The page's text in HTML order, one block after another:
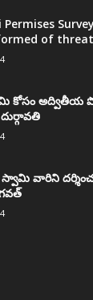
Permises
of
కోసం అద్వితీయ
వారిని